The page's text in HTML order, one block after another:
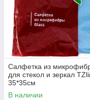
Салфетка из
для стекол и зеркал
35*35см
В наличии